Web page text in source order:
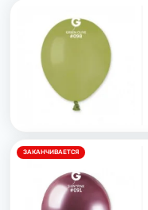
ЗАКАНЧИВАЕТСЯ